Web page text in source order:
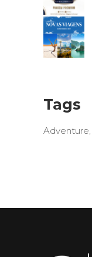
Tags
Adventure